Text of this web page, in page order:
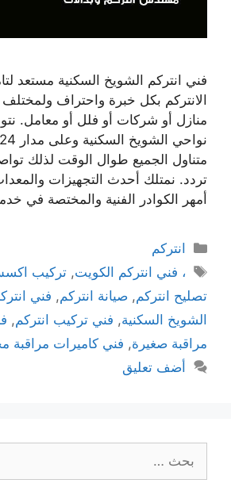
فني انتركم الشويخ السكنية مستعد
الانتركم بكل خبرة واحتراف
منازل أو شركات أو فلل أو معامل.
متناول الجميع طوال الوقت لذلك
تردد. نمتلك أحدث التجهيزات
أمهر الكوادر الفنية والمختصة في
انتركم
، فني انتركم الكويت,تركيب
تصليح انتركم, صيانة انتركم, فني
الشويخ السكنية, فني تركيب انتركم,
مراقبة صغيرة, فني كاميرات مراقبة
أضف تعليق